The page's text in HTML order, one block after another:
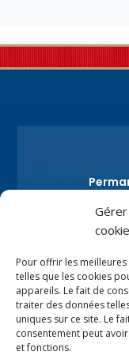
Pour offrir les
telles que les cookies
appareils. Le fait de
traiter des données
uniques sur ce site. Le
consentement peut
et fonctions.
7